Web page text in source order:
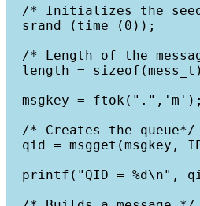
/* Initializes the
  srand (time (0));
/* Length of the
length =
  msgkey = ftok(".",'m');
  /* Creates the queue*/
qid = msgget(msgkey,
printf("QID = %d\n",